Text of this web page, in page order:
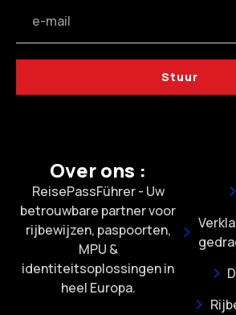
Stuur
Over ons :
ReisePassFührer - Uw
betrouwbare partner voor
rijbewijzen, paspoorten,
MPU &
identiteitsoplossingen in
heel Europa.